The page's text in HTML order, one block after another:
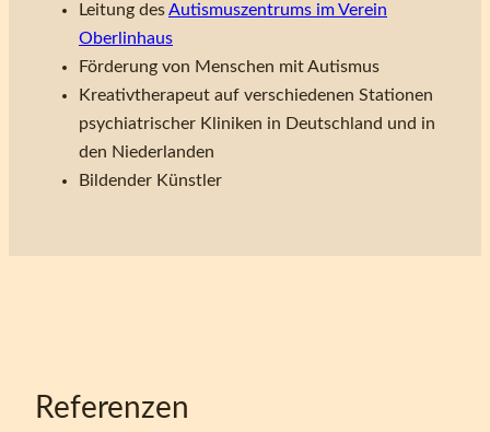
Leitung desAutismuszentrums im Verein
Oberlinhaus
Förderung von Menschen mit Autismus
Kreativtherapeut auf verschiedenen Stationen
psychiatrischer Kliniken in Deutschland und in
den Niederlanden
Bildender Künstler
Referenzen